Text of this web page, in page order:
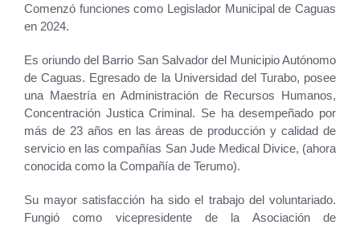
Comenzó funciones como Legislador Municipal de Caguas
en 2024.
Es oriundo del Barrio San Salvador del Municipio Autónomo
de Caguas. Egresado de la Universidad del Turabo, posee
una Maestría en Administración de Recursos Humanos,
Concentración Justica Criminal. Se ha desempeñado por
más de 23 años en las áreas de producción y calidad de
servicio en las compañías San Jude Medical Divice, (ahora
conocida como la Compañía de Terumo).
Su mayor satisfacción ha sido el trabajo del voluntariado.
Fungió como vicepresidente de la Asociación de